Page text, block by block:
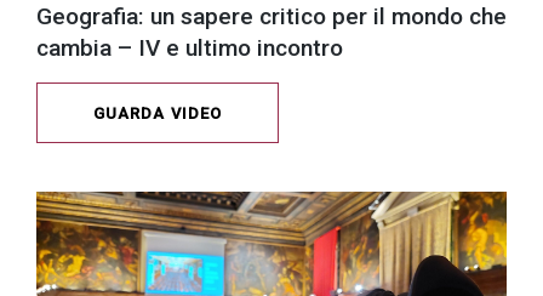
Geografia: un sapere critico per il mondo che
cambia – IV e ultimo incontro
GUARDA VIDEO